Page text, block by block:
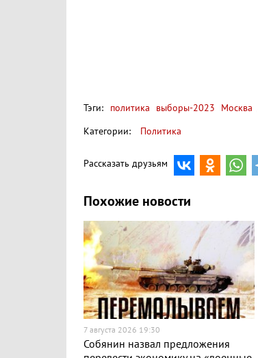
Тэги: политика выборы-2023 Москва
Категории:
Политика
Рассказать друзьям
Похожие новости
7 августа 2026 19:30
Собянин назвал предложения